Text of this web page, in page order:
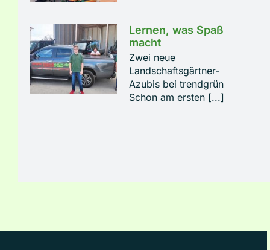
Lernen, was Spaß
macht
Zwei neue
Landschaftsgärtner-
Azubis bei trendgrün
Schon am ersten [...]